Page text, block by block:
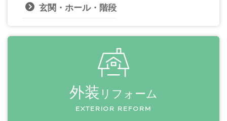
玄関・ホール・階段
外装 リフォーム
EXTERIOR REFORM